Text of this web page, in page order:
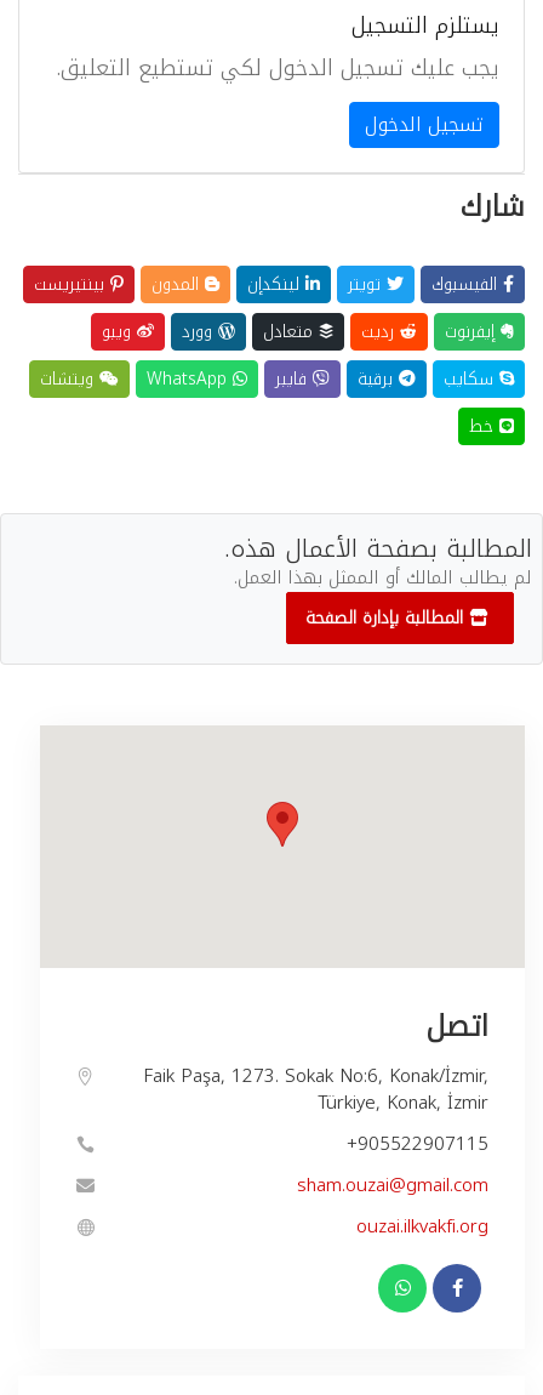
يستلزم التسجيل
يجب عليك تسجيل الدخول لكي تستطيع التعليق.
تسجيل الدخول
شارك
الفيسبوك تويتر لينكدإن المدون
بينتيريست
إيفرنوت
رديت متعادل وورد
ويبو
سكايب
برقية فايبر
ويتشات
خط
المطالبة بصفحة الأعمال هذه.
لم يطالب المالك أو الممثل بهذا العمل.
المطالبة بإدارة الصفحة
اتصل
Faik Paşa, 1273. Sokak No:6, Konak/İzmir,
Türkiye, Konak, İzmir
+905522907115
sham.ouzai@gmail.com
ouzai.ilkvakfi.org